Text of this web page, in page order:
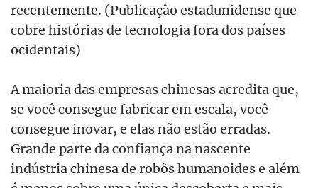
recentemente. (Publicação estadunidense que
cobre histórias de tecnologia fora dos países
ocidentais)
A maioria das empresas chinesas acredita que,
se você consegue fabricar em escala, você
consegue inovar, e elas não estão erradas.
Grande parte da confiança na nascente
indústria chinesa de robôs humanoides e além